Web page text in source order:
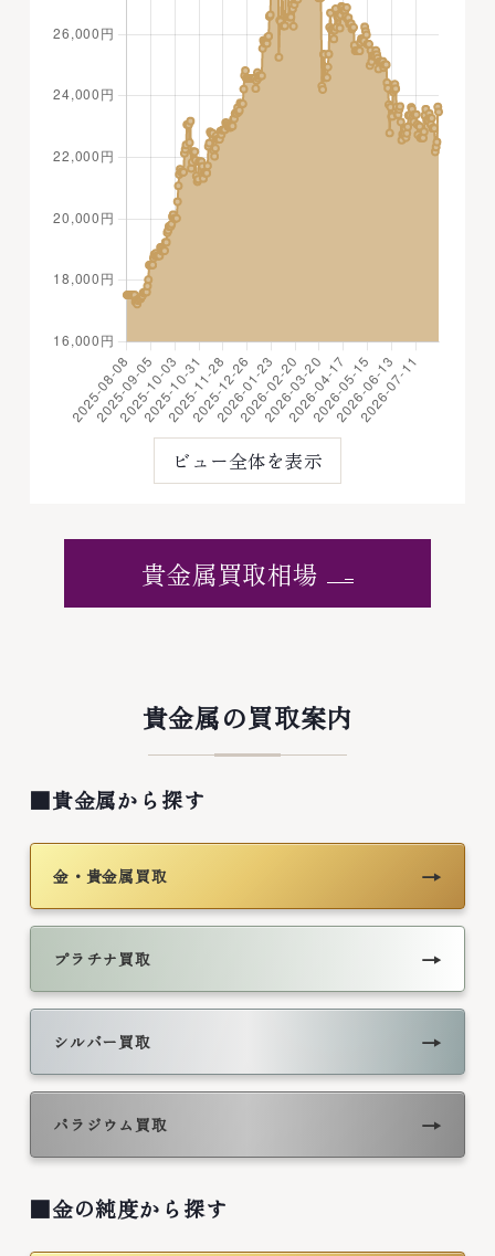
ビュー全体を表示
貴金属買取相場
貴金属の買取案内
■貴金属から探す
金・貴金属買取 →
プラチナ買取 →
シルバー買取 →
パラジウム買取 →
■金の純度から探す